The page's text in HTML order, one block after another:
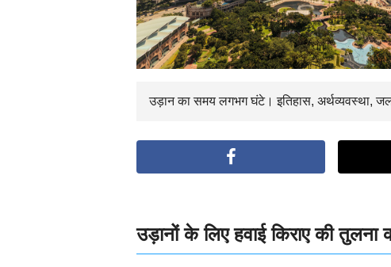
उड़ान का समयलगभगघंटे। इतिहास, अर्थव्यवस्था,
उड़ानों के लिए हवाई किराए की तुलना